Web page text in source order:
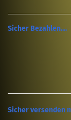
Sicher Bezahlen....
Sicher versenden